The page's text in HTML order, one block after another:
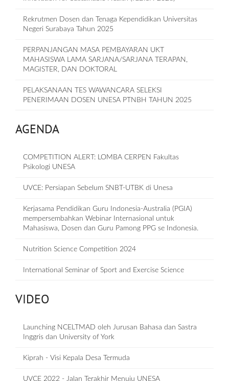
Rekrutmen Dosen dan Tenaga Kependidikan Universitas
Negeri Surabaya Tahun 2025
PERPANJANGAN MASA PEMBAYARAN UKT
MAHASISWA LAMA SARJANA/SARJANA TERAPAN,
MAGISTER, DAN DOKTORAL
PELAKSANAAN TES WAWANCARA SELEKSI
PENERIMAAN DOSEN UNESA PTNBH TAHUN 2025
AGENDA
COMPETITION ALERT: LOMBA CERPEN Fakultas
Psikologi UNESA
UVCE: Persiapan Sebelum SNBT-UTBK di Unesa
Kerjasama Pendidikan Guru Indonesia-Australia (PGIA)
mempersembahkan Webinar Internasional untuk
Mahasiswa, Dosen dan Guru Pamong PPG se Indonesia.
Nutrition Science Competition 2024
International Seminar of Sport and Exercise Science
VIDEO
Launching NCELTMAD oleh Jurusan Bahasa dan Sastra
Inggris dan University of York
Kiprah - Visi Kepala Desa Termuda
UVCE 2022 - Jalan Terakhir Menuju UNESA